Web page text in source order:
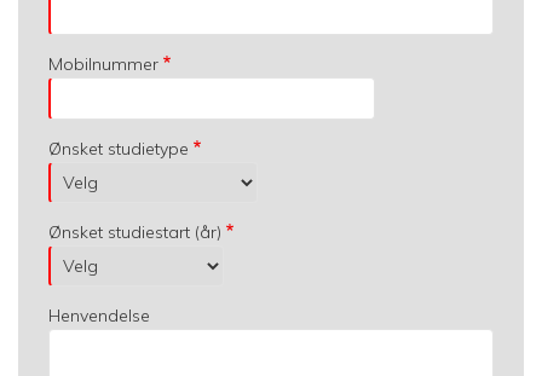
Mobilnummer
Ønsket studietype
Ønsket studiestart (år)
Henvendelse